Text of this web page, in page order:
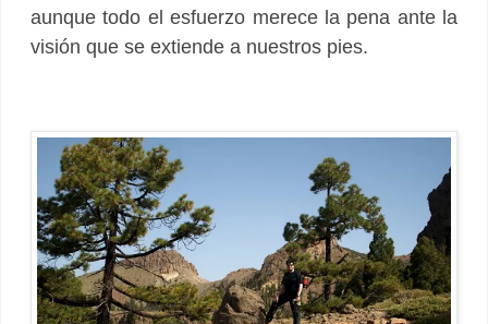
aunque todo el esfuerzo merece la pena ante la
visión que se extiende a nuestros pies.